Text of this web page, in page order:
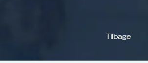
Tilbage